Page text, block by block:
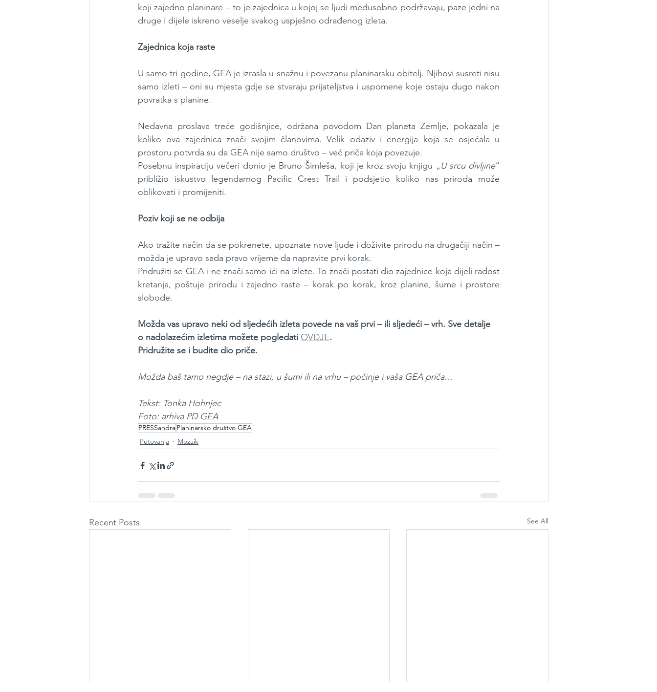
koji zajedno planinare – to je zajednica u kojoj se ljudi međusobno podržavaju, paze jedni na
druge i dijele iskreno veselje svakog uspješno odrađenog izleta.
Zajednica koja raste
U samo tri godine, GEA je izrasla u snažnu i povezanu planinarsku obitelj. Njihovi susreti nisu
samo izleti – oni su mjesta gdje se stvaraju prijateljstva i uspomene koje ostaju dugo nakon
povratka s planine.
Nedavna proslava treće godišnjice, održana povodom Dan planeta Zemlje, pokazala je
koliko ova zajednica znači svojim članovima. Velik odaziv i energija koja se osjećala u
prostoru potvrda su da GEA nije samo društvo – već priča koja povezuje.
Posebnu inspiraciju večeri donio je Bruno Šimleša, koji je kroz svoju knjigu „U srcu divljine“
približio iskustvo legendarnog Pacific Crest Trail i podsjetio koliko nas priroda može
oblikovati i promijeniti.
Poziv koji se ne odbija
Ako tražite način da se pokrenete, upoznate nove ljude i doživite prirodu na drugačiji način –
možda je upravo sada pravo vrijeme da napravite prvi korak.
Pridružiti se GEA-i ne znači samo ići na izlete. To znači postati dio zajednice koja dijeli radost
kretanja, poštuje prirodu i zajedno raste – korak po korak, kroz planine, šume i prostore
slobode.
Možda vas upravo neki od sljedećih izleta povede na vaš prvi – ili sljedeći – vrh. Sve detalje
o nadolazećim izletima možete pogledati OVDJE.
Pridružite se i budite dio priče.
Možda baš tamo negdje – na stazi, u šumi ili na vrhu – počinje i vaša GEA priča…
Tekst: Tonka Hohnjec
Foto: arhiva PD GEA
PRESSandraPlaninarsko društvo GEA
Putovanja
Mozaik
Recent Posts See All